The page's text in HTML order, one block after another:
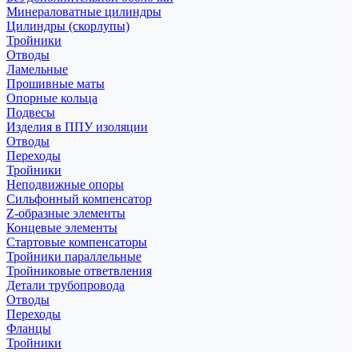
Минераловатные цилиндры
Цилиндры (скорлупы)
Тройники
Отводы
Ламельные
Прошивные маты
Опорные кольца
Подвесы
Изделия в ППУ изоляции
Отводы
Переходы
Тройники
Неподвижные опоры
Cильфонный компенсатор
Z-образные элементы
Концевые элементы
Стартовые компенсаторы
Тройники параллельные
Тройниковые ответвления
Детали трубопровода
Отводы
Переходы
Фланцы
Тройники